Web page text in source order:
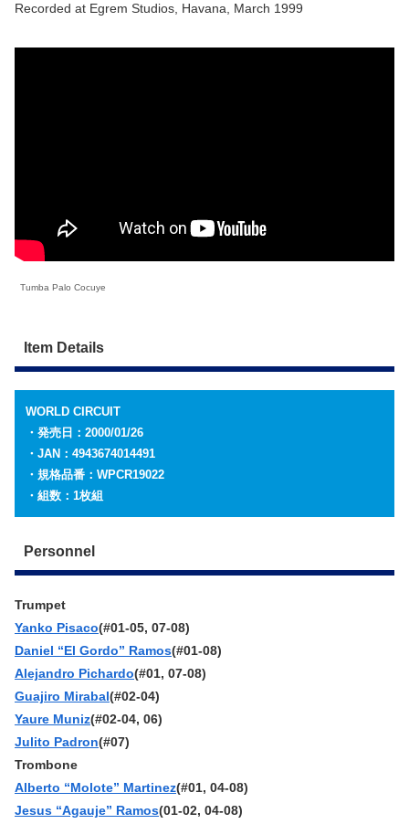
Recorded at Egrem Studios, Havana, March 1999
Tumba Palo Cocuye
Item Details
WORLD CIRCUIT
・発売日：2000/01/26
・JAN：4943674014491
・規格品番：WPCR19022
・組数：1枚組
Personnel
Trumpet
Yanko Pisaco(#01-05, 07-08)
Daniel “El Gordo” Ramos(#01-08)
Alejandro Pichardo(#01, 07-08)
Guajiro Mirabal(#02-04)
Yaure Muniz(#02-04, 06)
Julito Padron(#07)
Trombone
Alberto “Molote” Martinez(#01, 04-08)
Jesus “Agauje” Ramos(01-02, 04-08)